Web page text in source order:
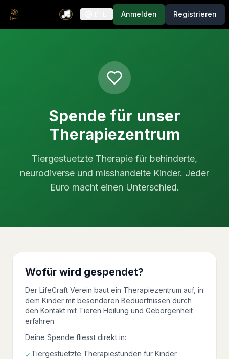
Anmelden Registrieren
Spende für unser
Therapiezentrum
Tiergestuetzte Therapie für behinderte,
neurodiverse und misshandelte Kinder. Jeder
Euro macht einen Unterschied.
Wofür wird gespendet?
Der LifeCraft Verein baut ein Therapiezentrum auf, in
dem Kinder mit besonderen Beduerfnissen durch
den Kontakt mit Tieren Heilung und Geborgenheit
erfahren.
Deine Spende fliesst direkt in:
✓Tiergestuetzte Therapiestunden für Kinder